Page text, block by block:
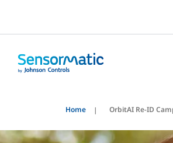
Home OrbitAI Re-ID